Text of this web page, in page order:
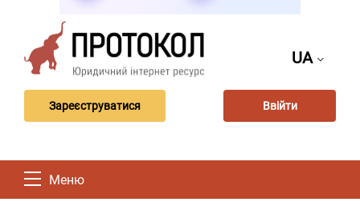
UA
Зареєструватися Ввійти
Меню